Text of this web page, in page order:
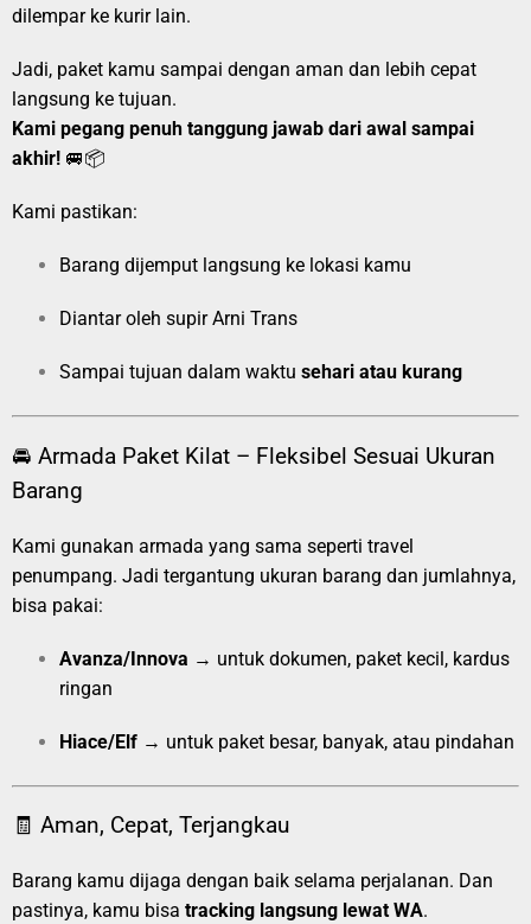
dilempar ke kurir lain.
Jadi, paket kamu sampai dengan aman dan lebih cepat
langsung ke tujuan.
Kami pegang penuh tanggung jawab dari awal sampai
akhir! 🚐📦
Kami pastikan:
Barang dijemput langsung ke lokasi kamu
Diantar oleh supir Arni Trans
Sampai tujuan dalam waktu sehari atau kurang
🚘 Armada Paket Kilat – Fleksibel Sesuai Ukuran
Barang
Kami gunakan armada yang sama seperti travel
penumpang. Jadi tergantung ukuran barang dan jumlahnya,
bisa pakai:
Avanza/Innova → untuk dokumen, paket kecil, kardus
ringan
Hiace/Elf → untuk paket besar, banyak, atau pindahan
🧾 Aman, Cepat, Terjangkau
Barang kamu dijaga dengan baik selama perjalanan. Dan
pastinya, kamu bisa tracking langsung lewat WA.